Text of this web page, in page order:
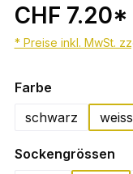
CHF 7.20*
* Preise inkl. MwSt.
Farbeauswählen
schwarz
weiss
Sockengrössen